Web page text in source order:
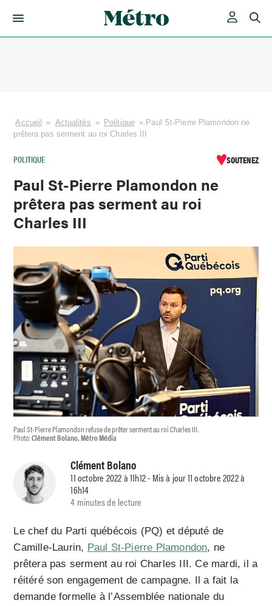
Accueil » Actualités » Politique » Paul St-Pierre Plamondon ne
prêtera pas serment au roi Charles III
POLITIQUE SOUTENEZ
Paul St-Pierre Plamondon ne
prêtera pas serment au roi
Charles III
Paul St-Pierre Plamondon refuse de prêter serment au roi Charles III.
Photo:Clément Bolano, Métro Média
Clément Bolano
11 octobre 2022 à 11h12 - Mis à jour 11 octobre 2022 à
16h14
4 minutes de lecture
Le chef du Parti québécois (PQ) et député de
Camille-Laurin, Paul St-Pierre Plamondon, ne
prêtera pas serment au roi Charles III. Ce mardi, il a
réitéré son engagement de campagne. Il a fait la
demande formelle à l’Assemblée nationale du